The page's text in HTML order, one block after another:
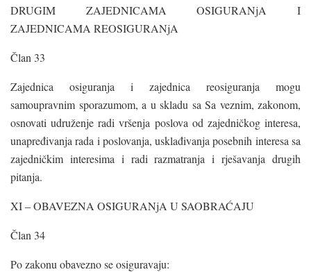
DRUGIM ZAJEDNICAMA OSIGURANjA I
ZAJEDNICAMA REOSIGURANjA
Član 33
Zajednica osiguranja i zajednica reosiguranja mogu
samoupravnim sporazumom, a u skladu sa Sa veznim, zakonom,
osnovati udruženje radi vršenja poslova od zajedničkog interesa,
unapređivanja rada i poslovanja, usklađivanja posebnih interesa sa
zajedničkim interesima i radi razmatranja i rješavanja drugih
pitanja.
XI – OBAVEZNA OSIGURANjA U SAOBRAĆAJU
Član 34
Po zakonu obavezno se osiguravaju: